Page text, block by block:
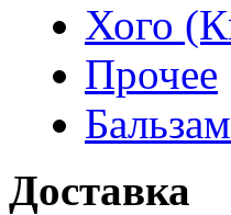
Хого
Прочее
Доставка